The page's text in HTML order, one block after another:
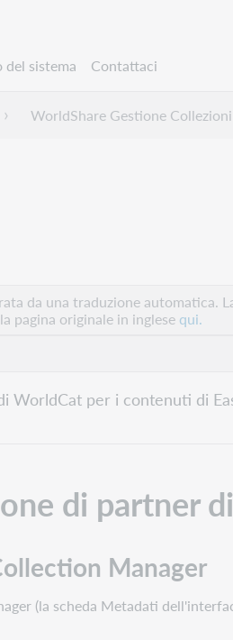
sistema Contattaci
WorldShare Gestione Collezioni
da una traduzione
pagina originale in inglese qui.
WorldCat per i contenuti di
di partner
Manager
(la scheda Metadati